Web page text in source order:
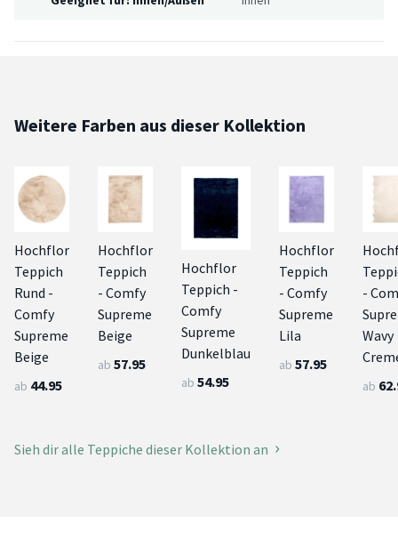
Weitere Farben aus dieser Kollektion
Hochflor
Teppich
Rund -
Comfy
Supreme
Beige
ab 44.95
Hochflor
Teppich
- Comfy
Supreme
Beige
ab 57.95
Hochflor
Teppich -
Comfy
Supreme
Dunkelblau
ab 54.95
Hochflor
Teppich
- Comfy
Supreme
Lila
ab 57.95
-
Wavy
ab
Sieh dir alle Teppiche dieser Kollektion an